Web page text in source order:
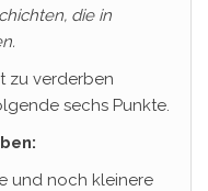
die in
zu verderben
sechs Punkte.
und noch kleinere